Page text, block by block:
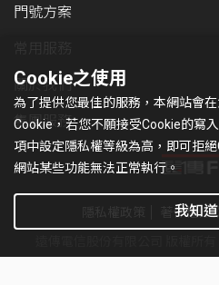
門號方案
關於我們
集團服務
著作權條
Cookie之使用
為了提供您最佳的服務，本網站會
Cookie，若您不願接受Cookie的寫
項中設定隱私權等級為高，即可拒
網站某些功能無法正常執行。
我知